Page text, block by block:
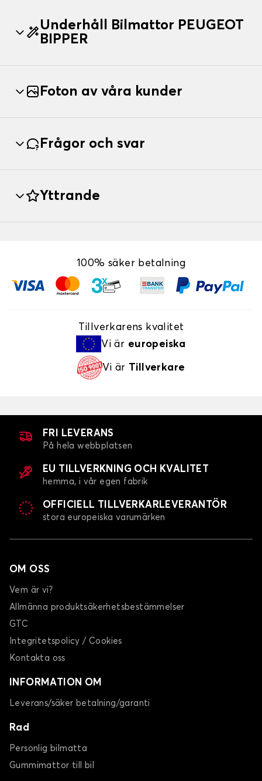
Underhåll Bilmattor PEUGEOT
BIPPER
Foton av våra kunder
Frågor och svar
Yttrande
100% säker betalning
Tillverkarens kvalitet
Vi är europeiska
Vi är Tillverkare
FRI LEVERANS
På hela webbplatsen
EU TILLVERKNING OCH KVALITET
hemma, i vår egen fabrik
OFFICIELL TILLVERKARLEVERANTÖR
stora europeiska varumärken
OM OSS
Vem är vi?
Allmänna produktsäkerhetsbestämmelser
GTC
Integritetspolicy / Cookies
Kontakta oss
INFORMATION OM
Leverans/säker betalning/garanti
Rad
Personlig bilmatta
Gummimattor till bil